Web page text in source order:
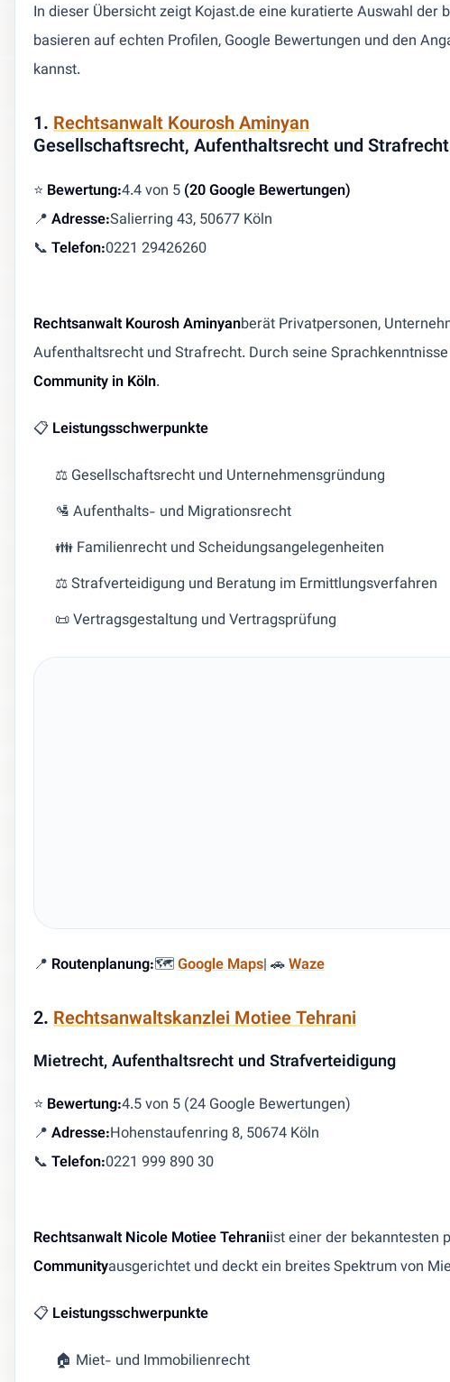
In dieser Übersicht zeigt Kojast.de eine kuratierte Auswahl
basieren auf echten Profilen, Google Bewertungen und den
kannst.
1.Rechtsanwalt Kourosh Aminyan
Gesellschaftsrecht, Aufenthaltsrecht und
⭐Bewertung:4.4 von 5(20 Google Bewertungen)
📍Adresse:Salierring 43, 50677 Köln
📞Telefon:0221 29426260
Rechtsanwalt Kourosh Aminyanberät Privatpersonen,
Aufenthaltsrecht und Strafrecht. Durch seine
Community in Köln.
📋Leistungsschwerpunkte
⚖️ Gesellschaftsrecht und Unternehmensgründung
🛂 Aufenthalts- und Migrationsrecht
👪 Familienrecht und Scheidungsangelegenheiten
⚖️ Strafverteidigung und Beratung im Ermittlungsverfahren
📜 Vertragsgestaltung und Vertragsprüfung
📍 Routenplanung:🗺Google Maps| 🚗Waze
2.Rechtsanwaltskanzlei Motiee Tehrani
Mietrecht, Aufenthaltsrecht und Strafverteidigung
⭐Bewertung:4.5 von 5 (24 Google Bewertungen)
📍Adresse:Hohenstaufenring 8, 50674 Köln
📞Telefon:0221 999 890 30
Rechtsanwalt Nicole Motiee Tehraniist einer der bekanntesten
Communityausgerichtet und deckt ein breites Spektrum von
📋Leistungsschwerpunkte
🏠 Miet- und Immobilienrecht